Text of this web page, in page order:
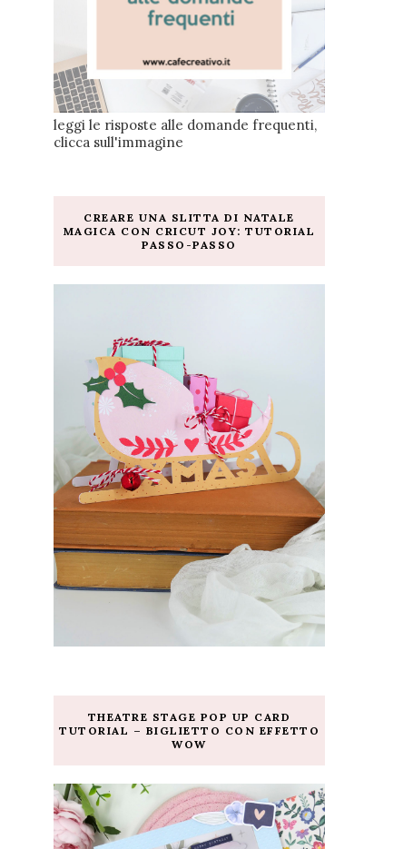
leggi le risposte alle domande frequenti,
clicca sull'immagine
CREARE UNA SLITTA DI NATALE
MAGICA CON CRICUT JOY: TUTORIAL
PASSO-PASSO
THEATRE STAGE POP UP CARD
TUTORIAL – BIGLIETTO CON EFFETTO
WOW